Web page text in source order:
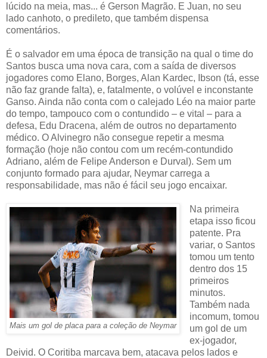
lúcido na meia, mas... é Gerson Magrão. E Juan, no seu
lado canhoto, o predileto, que também dispensa
comentários.
É o salvador em uma época de transição na qual o time do
Santos busca uma nova cara, com a saída de diversos
jogadores como Elano, Borges, Alan Kardec, Ibson (tá, esse
não faz grande falta), e, fatalmente, o volúvel e inconstante
Ganso. Ainda não conta com o calejado Léo na maior parte
do tempo, tampouco com o contundido – e vital – para a
defesa, Edu Dracena, além de outros no departamento
médico. O Alvinegro não consegue repetir a mesma
formação (hoje não contou com um recém-contundido
Adriano, além de Felipe Anderson e Durval). Sem um
conjunto formado para ajudar, Neymar carrega a
responsabilidade, mas não é fácil seu jogo encaixar.
Mais um gol de placa para a coleção de Neymar
Na primeira
etapa isso ficou
patente. Pra
variar, o Santos
tomou um tento
dentro dos 15
primeiros
minutos.
Também nada
incomum, tomou
um gol de um
ex-jogador,
Deivid. O Coritiba marcava bem, atacava pelos lados e